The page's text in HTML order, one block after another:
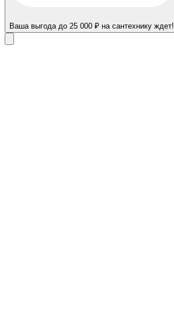
Ваша выгода до 25 000 ₽ на сантехнику ждет!